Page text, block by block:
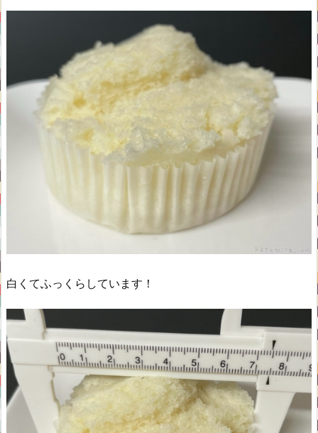
白くてふっくらしています！